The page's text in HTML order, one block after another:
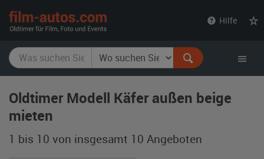
Hilfe
Oldtimer Modell Käfer außen beige
mieten
1 bis 10 von insgesamt 10 Angeboten